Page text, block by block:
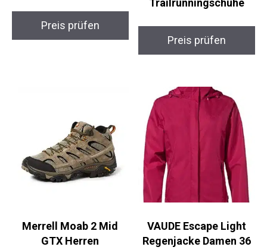
Herren
Merrell Moab 2 Mid
VAUDE Escape Light